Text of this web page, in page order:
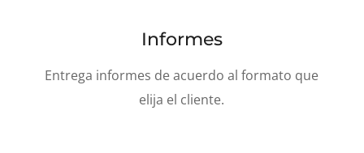
Informes
Entrega informes de acuerdo al formato que
elija el cliente.